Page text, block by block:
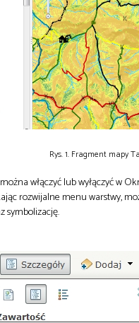
Rys. 1. Fragment mapy
włączyć lub wyłączyć w
rozwijalne menu warstwy,
symbolizację.